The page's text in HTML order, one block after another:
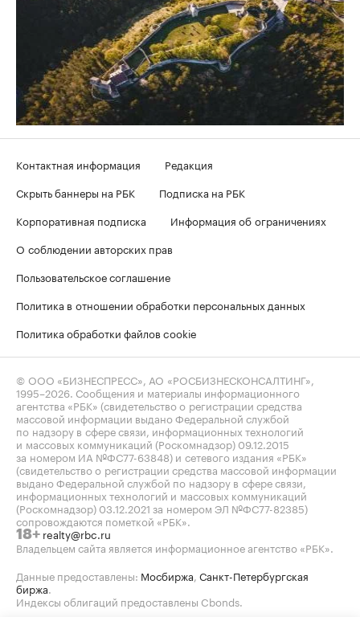
Контактная информация
Редакция
Скрыть баннеры на РБК
Подписка на РБК
Корпоративная подписка
Информация об ограничениях
О соблюдении авторских прав
Пользовательское соглашение
Политика в отношении обработки персональных данных
Политика обработки файлов cookie
© ООО «БИЗНЕСПРЕСС», АО «РОСБИЗНЕСКОНСАЛТИНГ»,
1995–2026 . Сообщения и материалы информационного
агентства «РБК» (свидетельство о регистрации средства
массовой информации выдано Федеральной службой
по надзору в сфере связи, информационных технологий
и массовых коммуникаций (Роскомнадзор) 09.12.2015
за номером ИА №ФС77-63848) и сетевого издания «РБК»
(свидетельство о регистрации средства массовой информации
выдано Федеральной службой по надзору в сфере связи,
информационных технологий и массовых коммуникаций
(Роскомнадзор) 03.12.2021 за номером ЭЛ №ФС77-82385)
сопровождаются пометкой «РБК».
18+ realty@rbc.ru
Владельцем сайта является информационное агентство «РБК».
Данные предоставлены: Мосбиржа Санкт-Петербургская
биржа
Индексы облигаций предоставлены Cbonds.